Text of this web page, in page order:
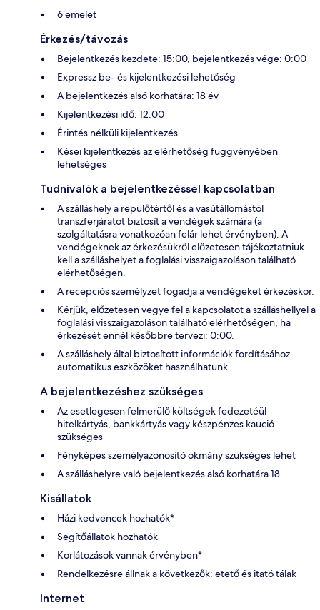
6 emelet
Érkezés/távozás
Bejelentkezés kezdete: 15:00, bejelentkezés vége: 0:00
Expressz be- és kijelentkezési lehetőség
A bejelentkezés alsó korhatára: 18 év
Kijelentkezési idő: 12:00
Érintés nélküli kijelentkezés
Kései kijelentkezés az elérhetőség függvényében
lehetséges
Tudnivalók a bejelentkezéssel kapcsolatban
A szálláshely a repülőtértől és a vasútállomástól
transzferjáratot biztosít a vendégek számára (a
szolgáltatásra vonatkozóan felár lehet érvényben). A
vendégeknek az érkezésükről előzetesen tájékoztatniuk
kell a szálláshelyet a foglalási visszaigazoláson található
elérhetőségen.
A recepciós személyzet fogadja a vendégeket érkezéskor.
Kérjük, előzetesen vegye fel a kapcsolatot a szálláshellyel a
foglalási visszaigazoláson található elérhetőségen, ha
érkezését ennél későbbre tervezi: 0:00.
A szálláshely által biztosított információk fordításához
automatikus eszközöket használhatunk.
A bejelentkezéshez szükséges
Az esetlegesen felmerülő költségek fedezetéül
hitelkártyás, bankkártyás vagy készpénzes kaució
szükséges
Fényképes személyazonosító okmány szükséges lehet
A szálláshelyre való bejelentkezés alsó korhatára 18
Kisállatok
Házi kedvencek hozhatók*
Segítőállatok hozhatók
Korlátozások vannak érvényben*
Rendelkezésre állnak a következők: etető és itató tálak
Internet